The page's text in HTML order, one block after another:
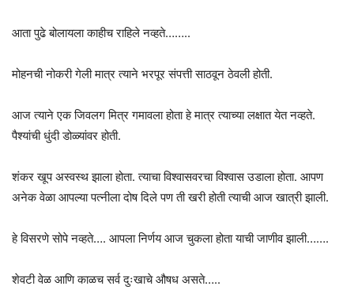
आता पुढे बोलायला काहीच राहिले नव्हते……..
मोहनची नोकरी गेली मात्र त्याने भरपूर संपत्ती साठवून ठेवली होती.
आज त्याने एक जिवलग मित्र गमावला होता हे मात्र त्याच्या लक्षात येत नव्हते.
पैश्यांची धुंदी डोळ्यांवर होती.
शंकर खूप अस्वस्थ झाला होता. त्याचा विश्वासवरचा विश्वास उडाला होता. आपण
अनेक वेळा आपल्या पत्नीला दोष दिले पण ती खरी होती त्याची आज खात्री झाली.
हे विसरणे सोपे नव्हते…. आपला निर्णय आज चुकला होता याची जाणीव झाली…….
शेवटी वेळ आणि काळच सर्व दुःखाचे औषध असते…..